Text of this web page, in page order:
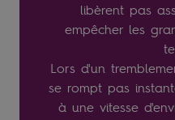
libèrent pas
empêcher les
Lors d'un
se rompt pas
à une vitesse